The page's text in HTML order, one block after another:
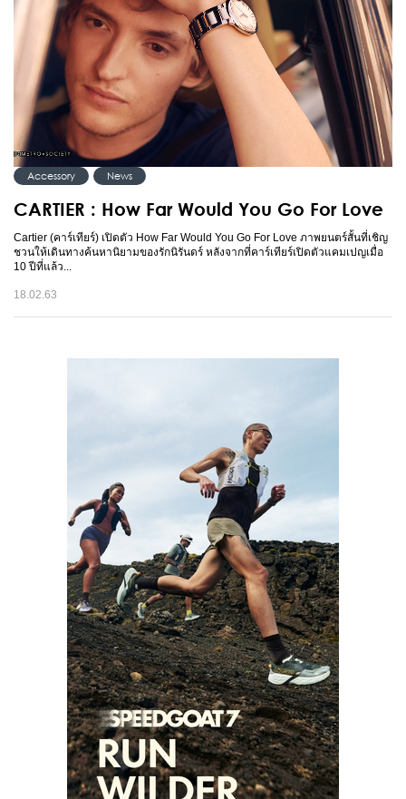
Accessory News
CARTIER : How Far Would You Go For Love
Cartier (คาร์เทียร์) เปิดตัว How Far Would You Go For Love ภาพยนตร์สั้นที่เชิญ
ชวนให้เดินทางค้นหานิยามของรักนิรันดร์ หลังจากที่คาร์เทียร์เปิดตัวแคมเปญเมื่อ
10 ปีที่แล้ว...
18.02.63